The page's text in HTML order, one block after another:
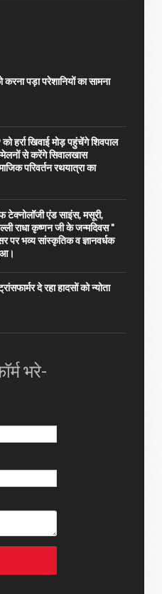
करना पड़ा परेशानियों का सामना
हर्रा खिवाई मोड़ पहुंचेंगे शिवपाल
से करेंगे सिवालखास
परिवर्तन रथयात्रा का
एंड साइंस, मसूरी,
राधा कृष्णन जी के जन्मदिवस "
पर भव्य सांस्कृतिक व ज्ञानवर्धक
दे रहा हादसों को न्योता
भरे-